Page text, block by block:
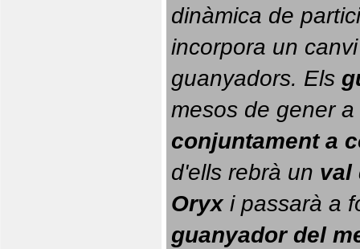
dinàmica de
incorpora un
guanyadors. Els
conjuntament a
d'ells rebrà un val
Oryx i passarà a
guanyador del